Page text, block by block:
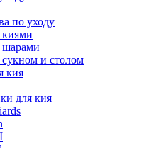
по уходу
киями
шарами
сукном и столом
кия
для кия